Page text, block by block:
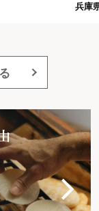
、これ以上は望めないだ
兵庫